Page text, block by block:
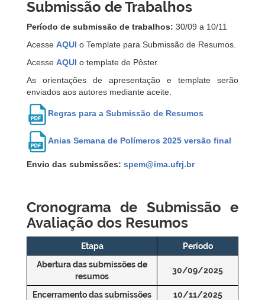
Submissão de Trabalhos
Período de submissão de trabalhos: 30/09 a 10/11
Acesse AQUI o Template para Submissão de Resumos.
Acesse AQUI o template de Pôster.
As orientações de apresentação e template serão
enviados aos autores mediante aceite.
Regras para a Submissão de Resumos
Anias Semana de Polímeros 2025 versão final
Envio das submissões: spem@ima.ufrj.br
Cronograma de Submissão e
Avaliação dos Resumos
Etapa
Período
Abertura das submissões de
resumos
30/09/2025
Encerramento das submissões
10/11/2025